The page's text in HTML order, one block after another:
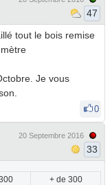
47
tout le bois remise
Je vous
0
20 Septembre 2016
33
+ de 300